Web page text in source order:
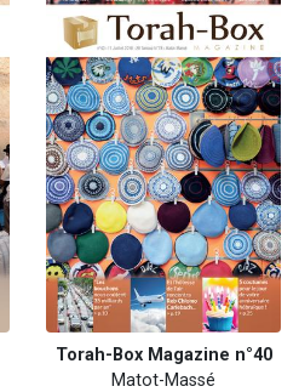
Torah-Box Magazine n°40
Matot-Massé